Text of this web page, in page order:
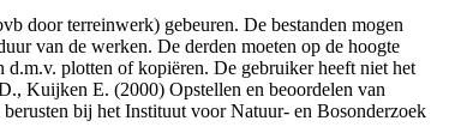
door terreinwerk) gebeuren. De bestanden mogen
van de werken. De derden moeten op de hoogte
d.m.v. plotten of kopiëren. De gebruiker heeft niet het
Kuijken E. (2000) Opstellen en beoordelen van
bij het Instituut voor Natuur- en Bosonderzoek